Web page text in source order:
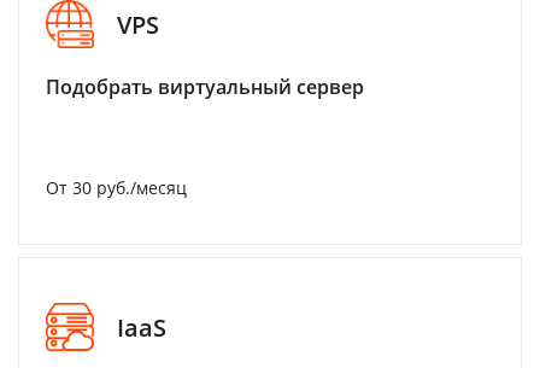
VPS
Подобрать виртуальный сервер
От 30 руб./месяц
IaaS